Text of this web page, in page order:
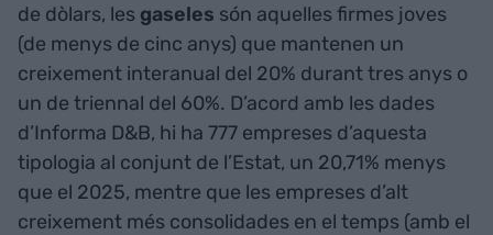
de dòlars, les gaseles són aquelles firmes joves
(de menys de cinc anys) que mantenen un
creixement interanual del 20% durant tres anys o
un de triennal del 60%. D’acord amb les dades
d’Informa D&B, hi ha 777 empreses d’aquesta
tipologia al conjunt de l’Estat, un 20,71% menys
que el 2025, mentre que les empreses d’alt
creixement més consolidades en el temps (amb el